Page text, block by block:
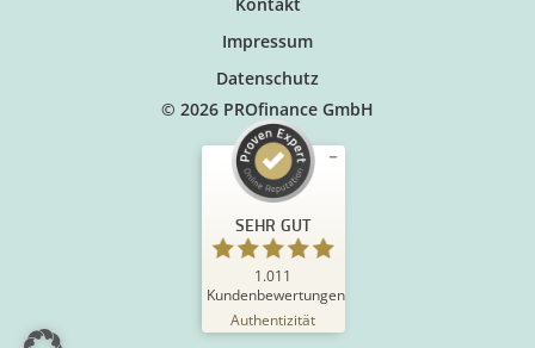
Impressum
Datenschutz
© 2026 PROfinance GmbH
SEHR GUT
1.011
Kundenbewertungen
Authentizität